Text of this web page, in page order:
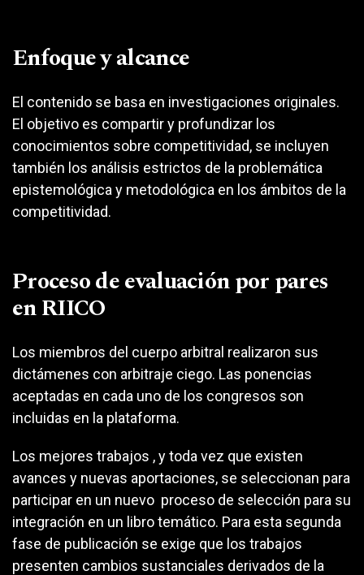
Enfoque y alcance
El contenido se basa en investigaciones originales.
El objetivo es compartir y profundizar los
conocimientos sobre competitividad, se incluyen
también los análisis estrictos de la problemática
epistemológica y metodológica en los ámbitos de la
competitividad.
Proceso de evaluación por pares
en RIICO
Los miembros del cuerpo arbitral realizaron sus
dictámenes con arbitraje ciego. Las ponencias
aceptadas en cada uno de los congresos son
incluidas en la plataforma.
Los mejores trabajos , y toda vez que existen
avances y nuevas aportaciones, se seleccionan para
participar en un nuevo proceso de selección para su
integración en un libro temático. Para esta segunda
fase de publicación se exige que los trabajos
presenten cambios sustanciales derivados de la